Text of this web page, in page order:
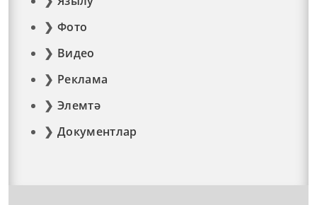
Фото
Видео
Реклама
Элемтә
Документлар